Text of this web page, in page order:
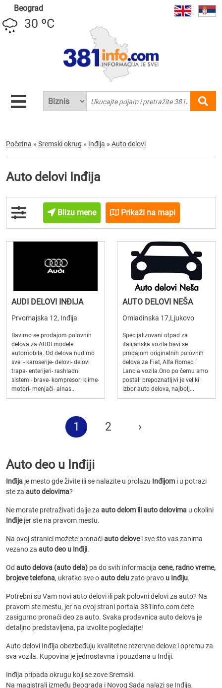
Beograd
30 ºC
Početna » Sremski okrug » Inđija » Auto delovi
Auto delovi Inđija
Blizu mene Prikaži na mapi
AUDI DELOVI INĐIJA
Prvomajska 12, Inđija
Bavimo se prodajom polovnih
delova za AUDI modele
automobila. Od delova nudimo
sve: - karoserije- delovi- delovi
trapa- enterijeri- rashladni
sistemi- brave- kompresori klime-
motori- menjači- alnas...
AUTO DELOVI NEŠA
Omladinska 17,Ljukovo
Specijalizovani otpad za
italijanska vozila bavi se
prodajom originalnih polovnih
delova za Fiat, Alfa Romeo i
Lancia vozila.Ono po čemu smo
postali prepoznatljivi je veliki
izbor auto delova, najbolj...
1 2 ›
Auto deo u Inđiji
Inđija je mesto gde živite ili se nalazite u prolazu Inđijom i u potrazi
ste za auto delovima?
Ne morate pretraživati dalje za auto delom ili auto delovima u okolini
Inđijejer ste na pravom mestu.
Na ovoj stranici možete pronaćiauto delovei sve što vas zanima
vezano za auto deo u Inđiji.
Od auto delova (auto dela) pa do svih informacija cene, radno vreme,
brojeve telefona, ukratko sve oauto deluzato pravo u Inđiju.
Potrebni su Vam novi auto delovi ili pak polovni delovi za auto? Na
pravom ste mestu, jer na ovoj strani portala 381info.com ćete
zasigurno pronaći deo za auto. Svaka prodavnica auto delova je
detaljno predstavljena, pa izvolite pogledajte!
Auto delovi Inđija obezbeđuju kvalitetne rezervne delove i opremu za
sva vozila. Kupovina je jednostavna i pouzdana u Inđiji.
Inđija pripada okrugu koji se zove Sremski.
Na magistrali između Beograda i Novog Sada nalazi se Inđija,